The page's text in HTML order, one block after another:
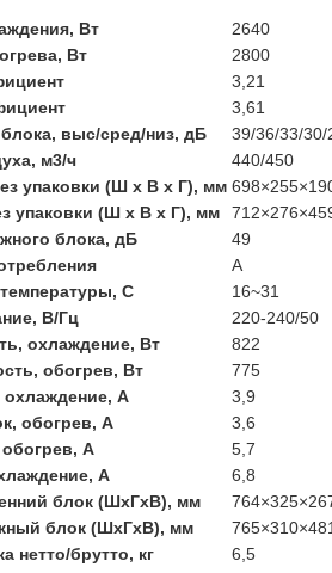
Вт
2640
Вт
2800
3,21
3,61
выс/сред/низ, дБ
39/36/33/30/
м3/ч
440/450
упаковки (Ш х В х Г), мм
упаковки (Ш х В х Г), мм
блока, дБ
49
А
С
16~31
В/Гц
220-240/50
охлаждение, Вт
822
обогрев, Вт
775
A
3,9
обогрев, A
3,6
А
5,7
А
6,8
блок (ШxГxВ), мм
блок (ШxГxВ), мм
765×310×481
нетто/брутто, кг
6,5